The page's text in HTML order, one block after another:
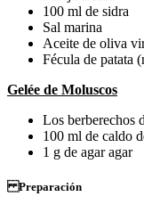
100 ml de sidra
Sal marina
Aceite de oliva
Fécula de patata
Gelée de Moluscos
Los berberechos
100 ml de caldo
1 g de agar agar
Preparación